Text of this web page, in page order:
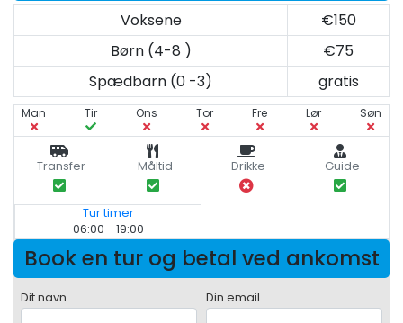
Voksene
€150
Børn (4-8 )
€75
Spædbarn (0 -3)
gratis
Man Tir Ons Tor Fre Lør Søn
Transfer Måltid Drikke Guide
Tur timer
06:00 - 19:00
Book en tur og betal ved ankomst
Dit navn Din email